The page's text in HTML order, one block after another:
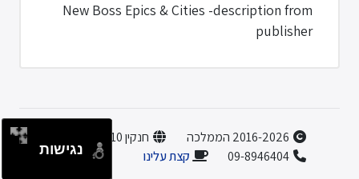
New Boss Epics & Cities -description from
publisher
חנקין 10, הוד השרון
קצת עלינו נגישות